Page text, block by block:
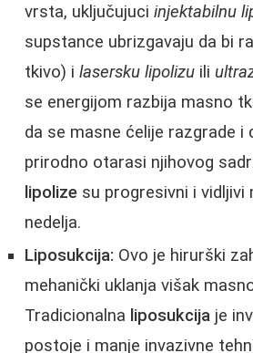
vrsta, uključujuci injektabilnu
supstance ubrizgavaju da bi
tkivo) i lasersku lipolizu ili
se energijom razbija masno
da se masne ćelije razgrade i
prirodno otarasi njihovog
lipolize su progresivni i vidljivi
nedelja.
Liposukcija: Ovo je hirurški
mehanički uklanja višak
Tradicionalna liposukcija je
postoje i manje invazivne